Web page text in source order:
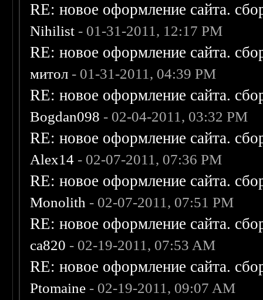
RE: новое оформление сайта.
Nihilist - 01-31-2011, 12:17 PM
RE: новое оформление сайта.
митол - 01-31-2011, 04:39 PM
RE: новое оформление сайта.
Bogdan098 - 02-04-2011, 03:32 PM
RE: новое оформление сайта.
Alex14 - 02-07-2011, 07:36 PM
RE: новое оформление сайта.
Monolith - 02-07-2011, 07:51 PM
RE: новое оформление сайта.
ca820 - 02-19-2011, 07:53 AM
RE: новое оформление сайта.
Ptomaine - 02-19-2011, 09:07 AM